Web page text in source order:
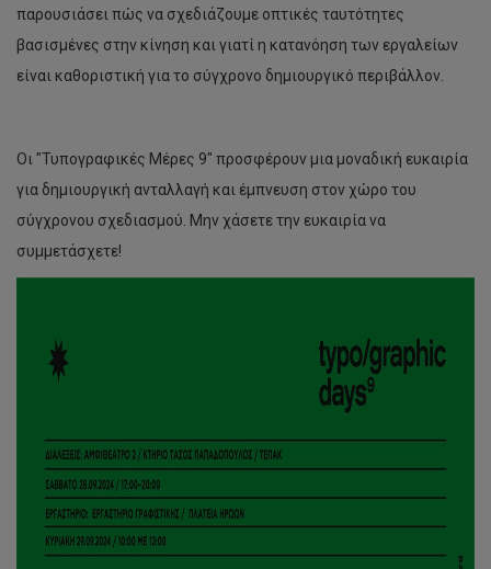
παρουσιάσει πώς να σχεδιάζουμε οπτικές ταυτότητες
βασισμένες στην κίνηση και γιατί η κατανόηση των εργαλείων
είναι καθοριστική για το σύγχρονο δημιουργικό περιβάλλον.
Οι "Τυπογραφικές Μέρες 9" προσφέρουν μια μοναδική ευκαιρία
για δημιουργική ανταλλαγή και έμπνευση στον χώρο του
σύγχρονου σχεδιασμού. Μην χάσετε την ευκαιρία να
συμμετάσχετε!